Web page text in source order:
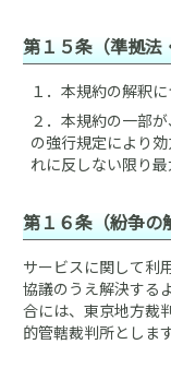
第１５条（準拠法
１． 本規約の解釈に
２． 本規約の一部
の強行規定により
れに反しない限り
第１６条（紛争の
サービスに関して利
協議のうえ解決する
合には、東京地方裁
的管轄裁判所とします